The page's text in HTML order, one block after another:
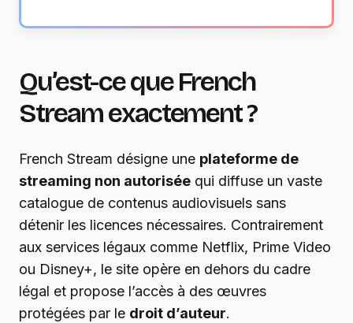
Qu’est-ce que French
Stream exactement ?
French Stream désigne une plateforme de
streaming non autorisée qui diffuse un vaste
catalogue de contenus audiovisuels sans
détenir les licences nécessaires. Contrairement
aux services légaux comme Netflix, Prime Video
ou Disney+, le site opère en dehors du cadre
légal et propose l’accès à des œuvres
protégées par le droit d’auteur.